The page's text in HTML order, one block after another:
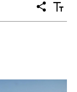
공
유
텍
스